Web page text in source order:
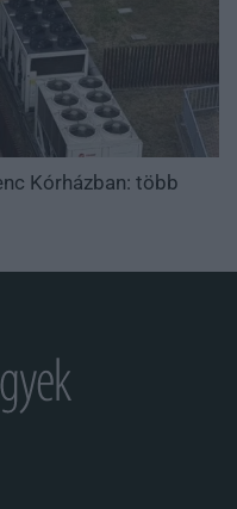
Kórházban: több